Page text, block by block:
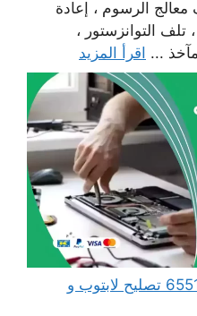
معالج الرسوم ، إعادة
التوانزستور ،
... اقرأ المزيد
مهندس كمبيوتر الزور 65511033 تصليح لابتوب و